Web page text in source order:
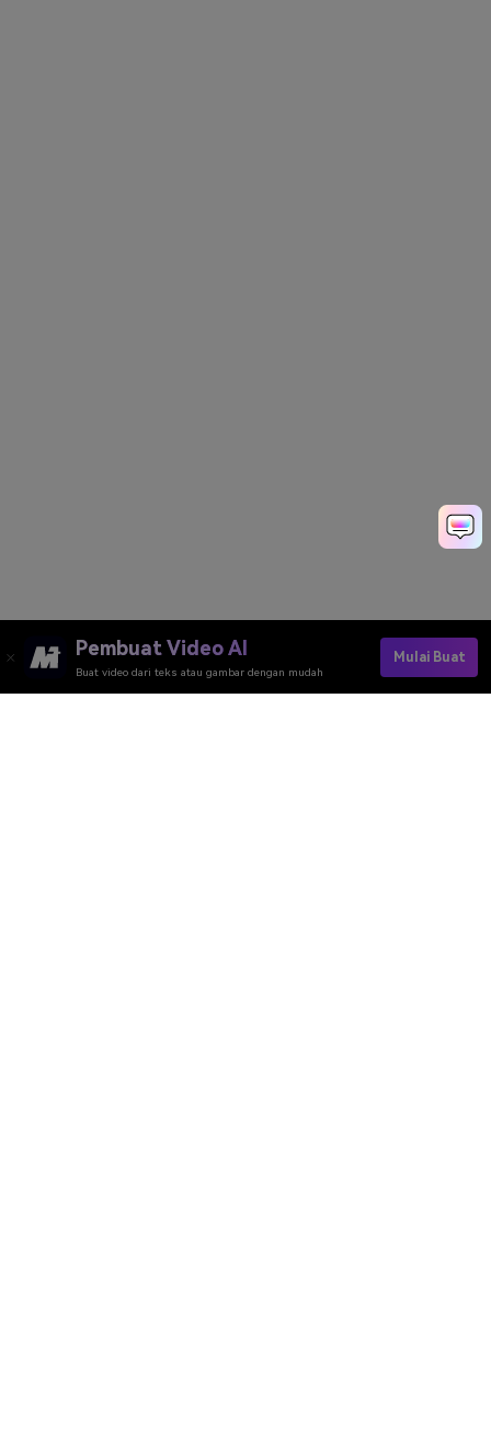
Pembuat Video AI
Buat video dari teks atau gambar dengan mudah
Mulai Buat